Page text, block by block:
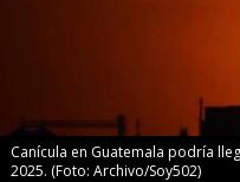
Canícula en Guatemala podría
2025. (Foto: Archivo/Soy502)